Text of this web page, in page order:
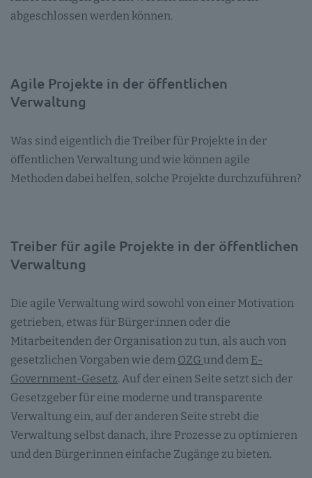
abgeschlossen werden können.
Agile Projekte in der öffentlichen
Verwaltung
Was sind eigentlich die Treiber für Projekte in der
öffentlichen Verwaltung und wie können agile
Methoden dabei helfen, solche Projekte durchzuführen?
Treiber für agile Projekte in der öffentlichen
Verwaltung
Die agile Verwaltung wird sowohl von einer Motivation
getrieben, etwas für Bürger:innen oder die
Mitarbeitenden der Organisation zu tun, als auch von
gesetzlichen Vorgaben wie dem OZG und dem E-
Government-Gesetz. Auf der einen Seite setzt sich der
Gesetzgeber für eine moderne und transparente
Verwaltung ein, auf der anderen Seite strebt die
Verwaltung selbst danach, ihre Prozesse zu optimieren
und den Bürger:innen einfache Zugänge zu bieten.